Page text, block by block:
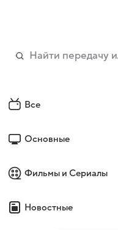
Все
Основные
Фильмы и Сериалы
Новостные